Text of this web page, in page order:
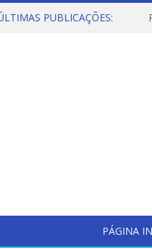
PUBLICAÇÕES:
PÁGINA